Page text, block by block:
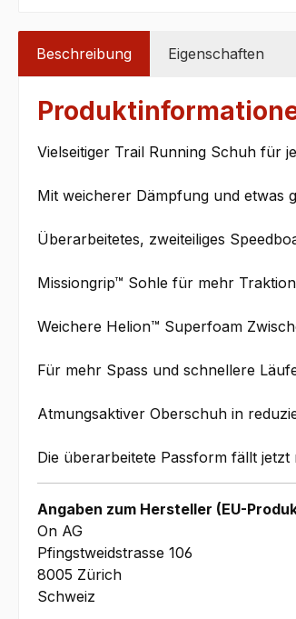
Beschreibung Eigenschaften
Vielseitiger Trail Running Schuh für
Mit weicherer Dämpfung und etwas
Überarbeitetes, zweiteiliges
Missiongrip™ Sohle für mehr
Weichere Helion™ Superfoam
Für mehr Spass und schnellere
Atmungsaktiver Oberschuh in
Die überarbeitete Passform fällt jetzt
Angaben zum Hersteller (EU-
On AG
Pfingstweidstrasse 106
8005 Zürich
Schweiz